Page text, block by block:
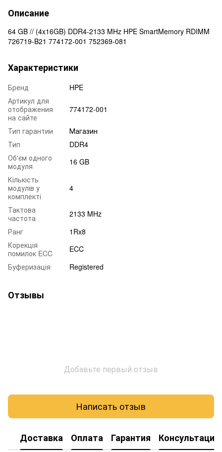
Описание
64 GB // (4x16GB) DDR4-2133 MHz HPE SmartMemory RDIMM
726719-B21 774172-001 752369-081
Характеристики
Бренд
HPE
Артикул для
отображения
на сайте
774172-001
Тип гарантии
Магазин
Тип
DDR4
Об'єм одного
модуля
16 GB
Кількість
модулів у
комплекті
4
Тактова
частота
2133 MHz
Ранг
1Rx8
Корекція
помилок ECC
ECC
Буферизація
Registered
Отзывы
Добавьте первый отзыв
Написать отзыв
Доставка Оплата Гарантия Консультация